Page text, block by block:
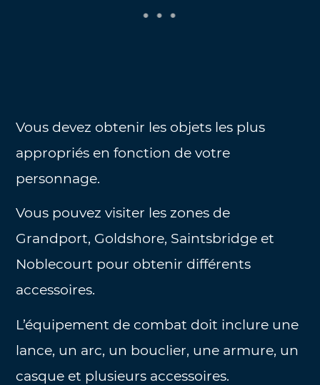
Vous devez obtenir les objets les plus
appropriés en fonction de votre
personnage.
Vous pouvez visiter les zones de
Grandport, Goldshore, Saintsbridge et
Noblecourt pour obtenir différents
accessoires.
L’équipement de combat doit inclure une
lance, un arc, un bouclier, une armure, un
casque et plusieurs accessoires.